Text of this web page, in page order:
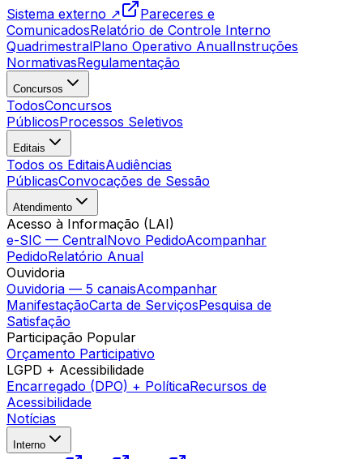
Sistema externo ↗
Pareceres e
ComunicadosRelatório de Controle Interno
QuadrimestralPlano Operativo AnualInstruções
NormativasRegulamentação
Concursos
TodosConcursos
PúblicosProcessos Seletivos
Editais
Todos os EditaisAudiências
PúblicasConvocações de Sessão
Atendimento
Acesso à Informação (LAI)
e-SIC — CentralNovo PedidoAcompanhar
PedidoRelatório Anual
Ouvidoria
Ouvidoria — 5 canaisAcompanhar
ManifestaçãoCarta de ServiçosPesquisa de
Satisfação
Participação Popular
Orçamento Participativo
LGPD + Acessibilidade
Encarregado (DPO) + PolíticaRecursos de
Acessibilidade
Notícias
Interno